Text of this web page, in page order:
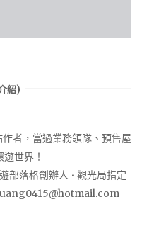
紹)
者，當過業務領隊、預售屋
世界！
部落格創辦人 • 觀光局指定